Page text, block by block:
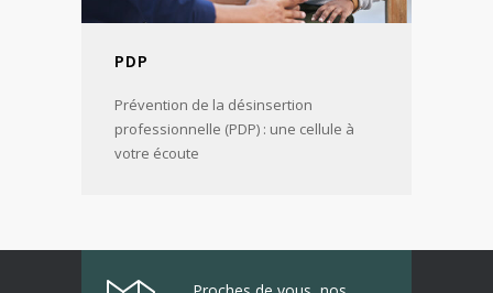
PDP
Prévention de la désinsertion
professionnelle (PDP) : une cellule à
votre écoute